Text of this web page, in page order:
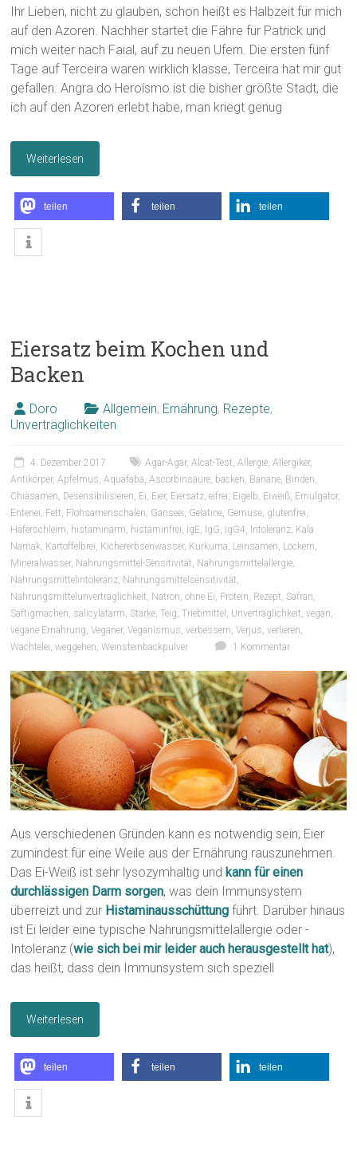
Ihr Lieben, nicht zu glauben, schon heißt es Halbzeit für mich
auf den Azoren. Nachher startet die Fähre für Patrick und
mich weiter nach Faial, auf zu neuen Ufern. Die ersten fünf
Tage auf Terceira waren wirklich klasse, Terceira hat mir gut
gefallen. Angra do Heroísmo ist die bisher größte Stadt, die
ich auf den Azoren erlebt habe, man kriegt genug
Weiterlesen
teilen teilen teilen
Eiersatz beim Kochen und
Backen
Doro Allgemein, Ernährung, Rezepte,
Unverträglichkeiten
4. Dezember 2017 Agar-Agar,Alcat-Test ,Allergie ,Allergiker,
Antikörper,Apfelmus ,Aquafaba ,Ascorbinsäure backen Banane Binden
Chiasamen Desensibilisieren Ei Eier, Eiersatz ,eifrei Eigelb Eiweiß Emulgator,
Entenei Fett Flohsamenschalen Gänseei Gelatine Gemüse glutenfrei
Haferschleim
histaminarm histaminfrei IgE IgG IgG4 Intoleranz Kala
Namak Kartoffelbrei Kichererbsenwasser, Kurkuma Leinsamen Lockern
Mineralwasser, Nahrungsmittel-Sensitivität Nahrungsmittelallergie
Nahrungsmittelintoleranz Nahrungsmittelsensitivität
Nahrungsmittelunverträglichkeit Natron ,ohne Ei Protein Rezept Safran
Saftigmachen salicylatarm Stärke ,Teig ,Triebmittel Unverträglichkeit ,vegan
vegane Ernährung ,Veganer,Veganismus ,verbessern ,Verjus ,verlieren
Wachtelei ,weggehen ,Weinsteinbackpulver 1 Kommentar
Aus verschiedenen Gründen kann es notwendig sein, Eier
zumindest für eine Weile aus der Ernährung rauszunehmen.
Das Ei-Weiß ist sehr lysozymhaltig undkann für einen
durchlässigen Darm sorgen, was dein Immunsystem
überreizt und zur Histaminausschüttung führt. Darüber hinaus
ist Ei leider eine typische Nahrungsmittelallergie oder -
Intoleranz (wie sich bei mir leider auch herausgestellt hat),
das heißt, dass dein Immunsystem sich speziell
Weiterlesen
teilen teilen teilen